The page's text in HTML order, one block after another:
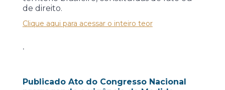
de direito.
Clique aqui para acessar o inteiro teor
.
Publicado Ato do Congresso Nacional